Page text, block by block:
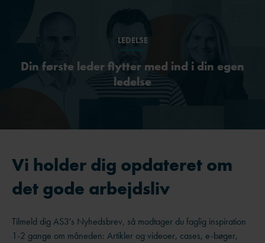
LEDELSE
Din første leder flytter med ind i din egen
ledelse
Vi holder dig opdateret om
det gode arbejdsliv
Tilmeld dig AS3's Nyhedsbrev, så modtager du faglig inspiration
1-2 gange om måneden: Artikler og videoer, cases, e-bøger,